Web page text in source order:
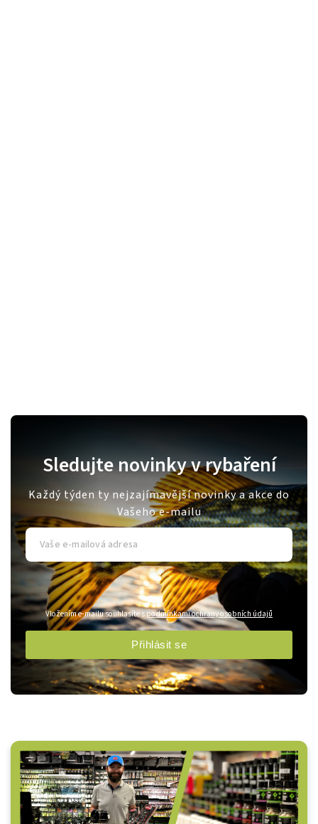
Sledujte novinky v rybaření
Každý týden ty nejzajímavější novinky a akce do
Vašeho e-mailu
Vložením e-mailu souhlasíte spodmínkami ochrany osobních údajů
Přihlásit se